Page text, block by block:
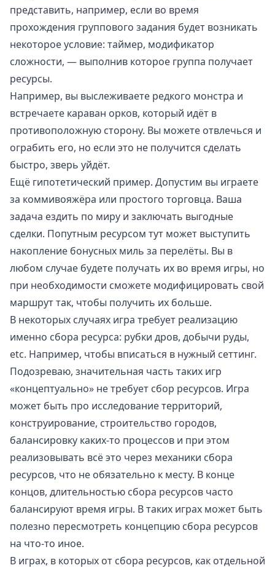
представить, например, если во время
прохождения группового задания будет возникать
некоторое условие: таймер, модификатор
сложности, — выполнив которое группа получает
ресурсы.
Например, вы выслеживаете редкого монстра и
встречаете караван орков, который идёт в
противоположную сторону. Вы можете отвлечься и
ограбить его, но если это не получится сделать
быстро, зверь уйдёт.
Ещё гипотетический пример. Допустим вы играете
за коммивояжёра или простого торговца. Ваша
задача ездить по миру и заключать выгодные
сделки. Попутным ресурсом тут может выступить
накопление бонусных миль за перелёты. Вы в
любом случае будете получать их во время игры, но
при необходимости сможете модифицировать свой
маршрут так, чтобы получить их больше.
В некоторых случаях игра требует реализацию
именно сбора ресурса: рубки дров, добычи руды,
etc. Например, чтобы вписаться в нужный сеттинг.
Подозреваю, значительная часть таких игр
«концептуально» не требует сбор ресурсов. Игра
может быть про исследование территорий,
конструирование, строительство городов,
балансировку каких-то процессов и при этом
реализовывать всё это через механики сбора
ресурсов, что не обязательно к месту. В конце
концов, длительностью сбора ресурсов часто
балансируют время игры. В таких играх может быть
полезно пересмотреть концепцию сбора ресурсов
на что-то иное.
В играх, в которых от сбора ресурсов, как отдельной